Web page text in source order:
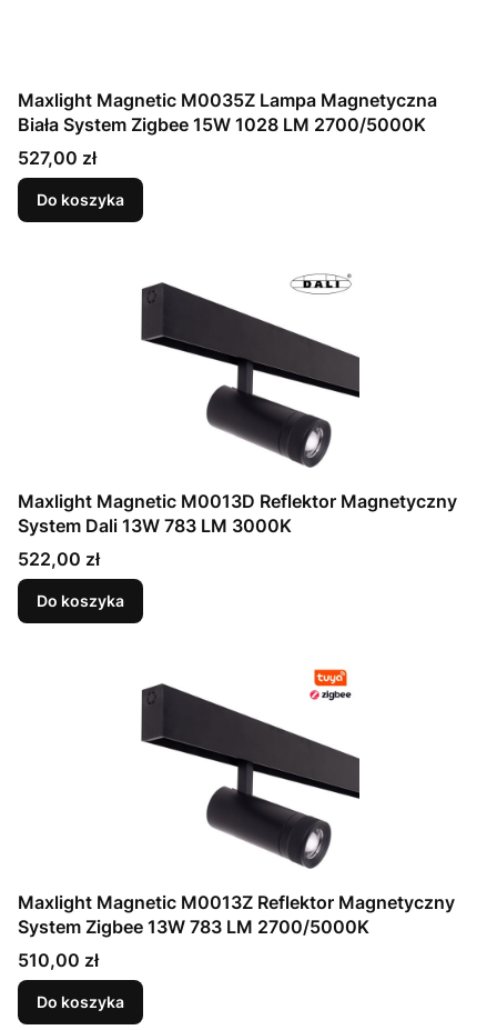
Maxlight Magnetic M0035Z Lampa Magnetyczna
Biała System Zigbee 15W 1028 LM 2700/5000K
Cena
527,00 zł
Do koszyka
Maxlight Magnetic M0013D Reflektor Magnetyczny
System Dali 13W 783 LM 3000K
Cena
522,00 zł
Do koszyka
Maxlight Magnetic M0013Z Reflektor Magnetyczny
System Zigbee 13W 783 LM 2700/5000K
Cena
510,00 zł
Do koszyka